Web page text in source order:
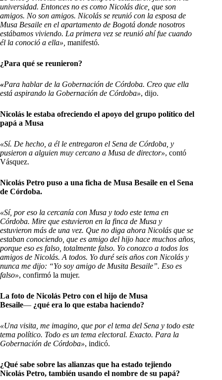
universidad. Entonces no es como Nicolás dice, que son
amigos. No son amigos. Nicolás se reunió con la esposa de
Musa Besaile en el apartamento de Bogotá donde nosotros
estábamos viviendo. La primera vez se reunió ahí fue cuando
él la conoció a ella», manifestó.
¿Para qué se reunieron?
«Para hablar de la Gobernación de Córdoba. Creo que ella
está aspirando la Gobernación de Córdoba», dijo.
Nicolás le estaba ofreciendo el apoyo del grupo político del
papá a Musa
«Sí. De hecho, a él le entregaron el Sena de Córdoba, y
pusieron a alguien muy cercano a Musa de director», contó
Vásquez.
Nicolás Petro puso a una ficha de Musa Besaile en el Sena
de Córdoba.
«Sí, por eso la cercanía con Musa y todo este tema en
Córdoba. Mire que estuvieron en la finca de Musa y
estuvieron más de una vez. Que no diga ahora Nicolás que se
estaban conociendo, que es amigo del hijo hace muchos años,
porque eso es falso, totalmente falso. Yo conozco a todos los
amigos de Nicolás. A todos. Yo duré seis años con Nicolás y
nunca me dijo: “Yo soy amigo de Musita Besaile”. Eso es
falso», confirmó la mujer.
La foto de Nicolás Petro con el hijo de Musa
Besaile― ¿qué era lo que estaba haciendo?
«Una visita, me imagino, que por el tema del Sena y todo este
tema político. Todo es un tema electoral. Exacto. Para la
Gobernación de Córdoba», indicó.
¿Qué sabe sobre las alianzas que ha estado tejiendo
Nicolás Petro, también usando el nombre de su papá?